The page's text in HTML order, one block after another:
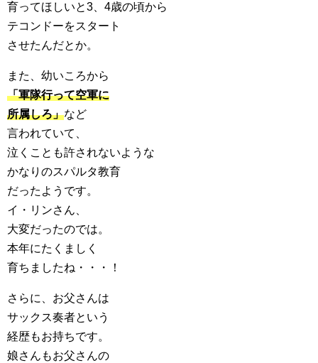
育ってほしいと3、4歳の頃から
テコンドーをスタート
させたんだとか。
また、幼いころから
「軍隊行って空軍に
所属しろ」など
言われていて、
泣くことも許されないような
かなりのスパルタ教育
だったようです。
イ・リンさん、
大変だったのでは。
本年にたくましく
育ちましたね・・・！
さらに、お父さんは
サックス奏者という
経歴もお持ちです。
娘さんもお父さんの